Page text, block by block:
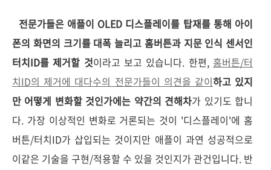
전문가들은 애플이 OLED 디스플레이를 탑재를 통해 아이
폰의 화면의 크기를 대폭 늘리고 홈버튼과 지문 인식 센서인
터치ID를 제거할 것이라고 보고 있습니다. 한편,홈버튼/터
치ID의 제거에 대다수의 전문가들이 의견을 같이하고 있지
만 어떻게 변화할 것인가에는 약간의 견해차가 있기도 합니
다. 가장 이상적인 변화로 거론되는 것이 '디스플레이'에 홈
버튼/터치ID가 삽입되는 것이지만 애플이 과연 성공적으로
이같은 기술을 구현/적용할 수 있을 것인지가 관건입니다. 반